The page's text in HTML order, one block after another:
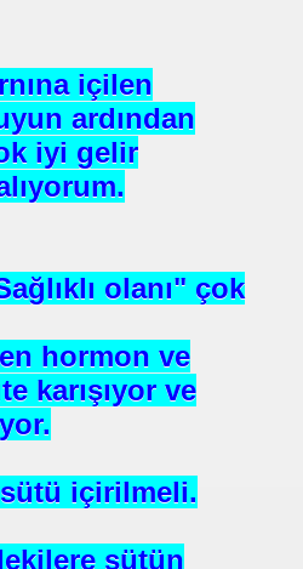
içilen
ardından
iyi gelir
olanı" çok
hormon ve
karışıyor ve
içirilmeli.
sütün
Konfederasyonu